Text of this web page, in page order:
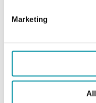
Marketing
Classe apparecchio
(senza condensa)
Temperatura